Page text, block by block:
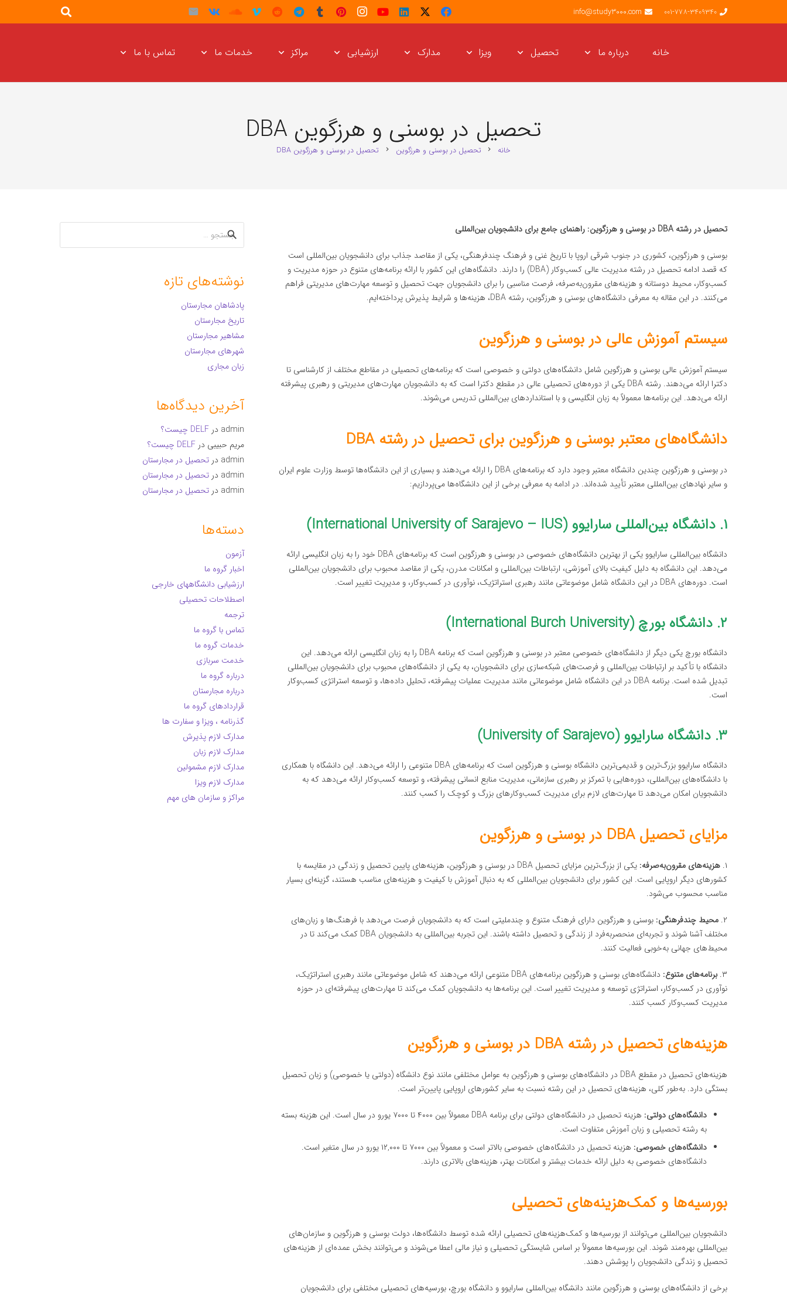
001-778-3409340
info@study3000.com
خانه درباره ما تحصیل ویزا مدارک ارزشیابی مراکز خدمات ما تماس با ما
تحصیل در بوسنی و هرزگوین DBA
خانه chevron_right تحصیل در بوسنی و هرزگوین chevron_right تحصیل در بوسنی و هرزگوین DBA
تحصیل در رشته DBA در بوسنی و هرزگوین: راهنمای جامع برای دانشجویان بین‌المللی
بوسنی و هرزگوین، کشوری در جنوب شرقی اروپا با تاریخ غنی و فرهنگ چندفرهنگی، یکی از مقاصد جذاب برای دانشجویان بین‌المللی است
که قصد ادامه تحصیل در رشته مدیریت عالی کسب‌وکار (DBA) را دارند. دانشگاه‌های این کشور با ارائه برنامه‌های متنوع در حوزه مدیریت و
کسب‌وکار، محیط دوستانه و هزینه‌های مقرون‌به‌صرفه، فرصت مناسبی را برای دانشجویان جهت تحصیل و توسعه مهارت‌های مدیریتی فراهم
می‌کنند. در این مقاله به معرفی دانشگاه‌های بوسنی و هرزگوین، رشته DBA، هزینه‌ها و شرایط پذیرش پرداخته‌ایم.
سیستم آموزش عالی در بوسنی و هرزگوین
سیستم آموزش عالی بوسنی و هرزگوین شامل دانشگاه‌های دولتی و خصوصی است که برنامه‌های تحصیلی در مقاطع مختلف از کارشناسی تا
دکترا ارائه می‌دهند. رشته DBA یکی از دوره‌های تحصیلی عالی در مقطع دکترا است که به دانشجویان مهارت‌های مدیریتی و رهبری پیشرفته
ارائه می‌دهد. این برنامه‌ها معمولاً به زبان انگلیسی و با استانداردهای بین‌المللی تدریس می‌شوند.
دانشگاه‌های معتبر بوسنی و هرزگوین برای تحصیل در رشته DBA
در بوسنی و هرزگوین چندین دانشگاه معتبر وجود دارد که برنامه‌های DBA را ارائه می‌دهند و بسیاری از این دانشگاه‌ها توسط وزارت علوم ایران
و سایر نهادهای بین‌المللی معتبر تأیید شده‌اند. در ادامه به معرفی برخی از این دانشگاه‌ها می‌پردازیم:
۱. دانشگاه بین‌المللی سارایوو (International University of Sarajevo – IUS)
دانشگاه بین‌المللی سارایوو یکی از بهترین دانشگاه‌های خصوصی در بوسنی و هرزگوین است که برنامه‌های DBA خود را به زبان انگلیسی ارائه
می‌دهد. این دانشگاه به دلیل کیفیت بالای آموزشی، ارتباطات بین‌المللی و امکانات مدرن، یکی از مقاصد محبوب برای دانشجویان بین‌المللی
است. دوره‌های DBA در این دانشگاه شامل موضوعاتی مانند رهبری استراتژیک، نوآوری در کسب‌وکار، و مدیریت تغییر است.
۲. دانشگاه بورچ (International Burch University)
دانشگاه بورچ یکی دیگر از دانشگاه‌های خصوصی معتبر در بوسنی و هرزگوین است که برنامه DBA را به زبان انگلیسی ارائه می‌دهد. این
دانشگاه با تأکید بر ارتباطات بین‌المللی و فرصت‌های شبکه‌سازی برای دانشجویان، به یکی از دانشگاه‌های محبوب برای دانشجویان بین‌المللی
تبدیل شده است. برنامه DBA در این دانشگاه شامل موضوعاتی مانند مدیریت عملیات پیشرفته، تحلیل داده‌ها، و توسعه استراتژی کسب‌وکار
است.
۳. دانشگاه سارایوو (University of Sarajevo)
دانشگاه سارایوو بزرگ‌ترین و قدیمی‌ترین دانشگاه بوسنی و هرزگوین است که برنامه‌های DBA متنوعی را ارائه می‌دهد. این دانشگاه با همکاری
با دانشگاه‌های بین‌المللی، دوره‌هایی با تمرکز بر رهبری سازمانی، مدیریت منابع انسانی پیشرفته، و توسعه کسب‌وکار ارائه می‌دهد که به
دانشجویان امکان می‌دهد تا مهارت‌های لازم برای مدیریت کسب‌وکارهای بزرگ و کوچک را کسب کنند.
مزایای تحصیل DBA در بوسنی و هرزگوین
۱. هزینه‌های مقرون‌به‌صرفه:
یکی از بزرگ‌ترین مزایای تحصیل DBA در بوسنی و هرزگوین، هزینه‌های پایین تحصیل و زندگی در مقایسه با
کشورهای دیگر اروپایی است. این کشور برای دانشجویان بین‌المللی که به دنبال آموزش با کیفیت و هزینه‌های مناسب هستند، گزینه‌ای بسیار
مناسب محسوب می‌شود.
۲. محیط چندفرهنگی: بوسنی و هرزگوین دارای فرهنگ متنوع و چندملیتی است که به دانشجویان فرصت می‌دهد با فرهنگ‌ها و زبان‌های
مختلف آشنا شوند و تجربه‌ای منحصربه‌فرد از زندگی و تحصیل داشته باشند. این تجربه بین‌المللی به دانشجویان DBA کمک می‌کند تا در
محیط‌های جهانی به‌خوبی فعالیت کنند.
۳. برنامه‌های متنوع:
دانشگاه‌های بوسنی و هرزگوین برنامه‌های DBA متنوعی ارائه می‌دهند که شامل موضوعاتی مانند رهبری استراتژیک،
نوآوری در کسب‌وکار، استراتژی توسعه و مدیریت تغییر است. این برنامه‌ها به دانشجویان کمک می‌کند تا مهارت‌های پیشرفته‌ای در حوزه
مدیریت کسب‌وکار کسب کنند.
هزینه‌های تحصیل در رشته DBA در بوسنی و هرزگوین
هزینه‌های تحصیل در مقطع DBA در دانشگاه‌های بوسنی و هرزگوین به عوامل مختلفی مانند نوع دانشگاه (دولتی یا خصوصی) و زبان تحصیل
بستگی دارد. به‌طور کلی، هزینه‌های تحصیل در این رشته نسبت به سایر کشورهای اروپایی پایین‌تر است.
دانشگاه‌های دولتی:
هزینه تحصیل در دانشگاه‌های دولتی برای برنامه DBA معمولاً بین ۴۰۰۰ تا ۷۰۰۰ یورو در سال است. این هزینه بسته
به رشته تحصیلی و زبان آموزش متفاوت است.
دانشگاه‌های خصوصی:
هزینه تحصیل در دانشگاه‌های خصوصی بالاتر است و معمولاً بین ۷۰۰۰ تا ۱۲,۰۰۰ یورو در سال متغیر است.
دانشگاه‌های خصوصی به دلیل ارائه خدمات بیشتر و امکانات بهتر، هزینه‌های بالاتری دارند.
بورسیه‌ها و کمک‌هزینه‌های تحصیلی
دانشجویان بین‌المللی می‌توانند از بورسیه‌ها و کمک‌هزینه‌های تحصیلی ارائه شده توسط دانشگاه‌ها، دولت بوسنی و هرزگوین و سازمان‌های
بین‌المللی بهره‌مند شوند. این بورسیه‌ها معمولاً بر اساس شایستگی تحصیلی و نیاز مالی اعطا می‌شوند و می‌توانند بخش عمده‌ای از هزینه‌های
تحصیل و زندگی دانشجویان را پوشش دهند.
برخی از دانشگاه‌های بوسنی و هرزگوین مانند دانشگاه بین‌المللی سارایوو و دانشگاه بورچ، بورسیه‌های تحصیلی مختلفی برای دانشجویان
جستجو
برای:
نوشته‌های تازه
پادشاهان مجارستان
تاریخ مجارستان
مشاهیر مجارستان
شهرهای مجارستان
زبان مجاری
آخرین دیدگاه‌ها
admin در DELF چیست؟
مریم حبیبی در DELF چیست؟
admin در تحصیل در مجارستان
admin در تحصیل در مجارستان
admin در تحصیل در مجارستان
دسته‌ها
آزمون
اخبار گروه ما
ارزشیابی دانشگاههای خارجی
اصطلاحات تحصیلی
ترجمه
تماس با گروه ما
خدمات گروه ما
خدمت سربازی
درباره گروه ما
درباره مجارستان
قراردادهای گروه ما
گذرنامه ، ویزا و سفارت ها
مدارک لازم پذیرش
مدارک لازم زبان
مدارک لازم مشمولین
مدارک لازم ویزا
مراکز و سازمان های مهم